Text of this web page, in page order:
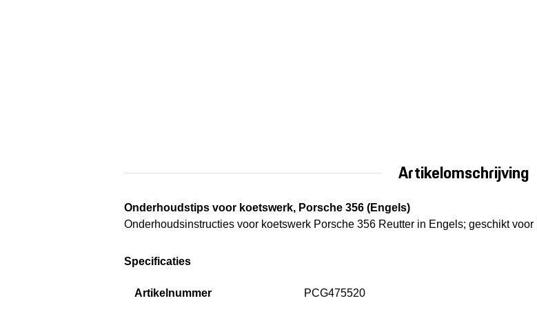
Artikelomschrijving
Onderhoudstips voor koetswerk, Porsche 356 (Engels)
Onderhoudsinstructies voor koetswerk Porsche 356 Reutter in Engels; geschikt
Specificaties
Artikelnummer PCG475520